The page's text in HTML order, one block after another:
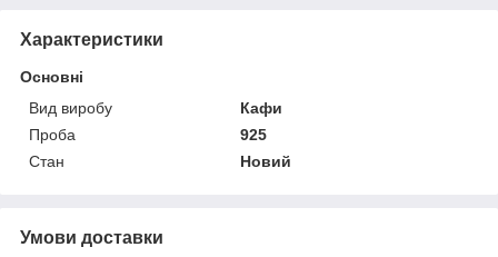
Характеристики
Основні
Вид виробу
Кафи
Проба
925
Стан
Новий
Умови доставки